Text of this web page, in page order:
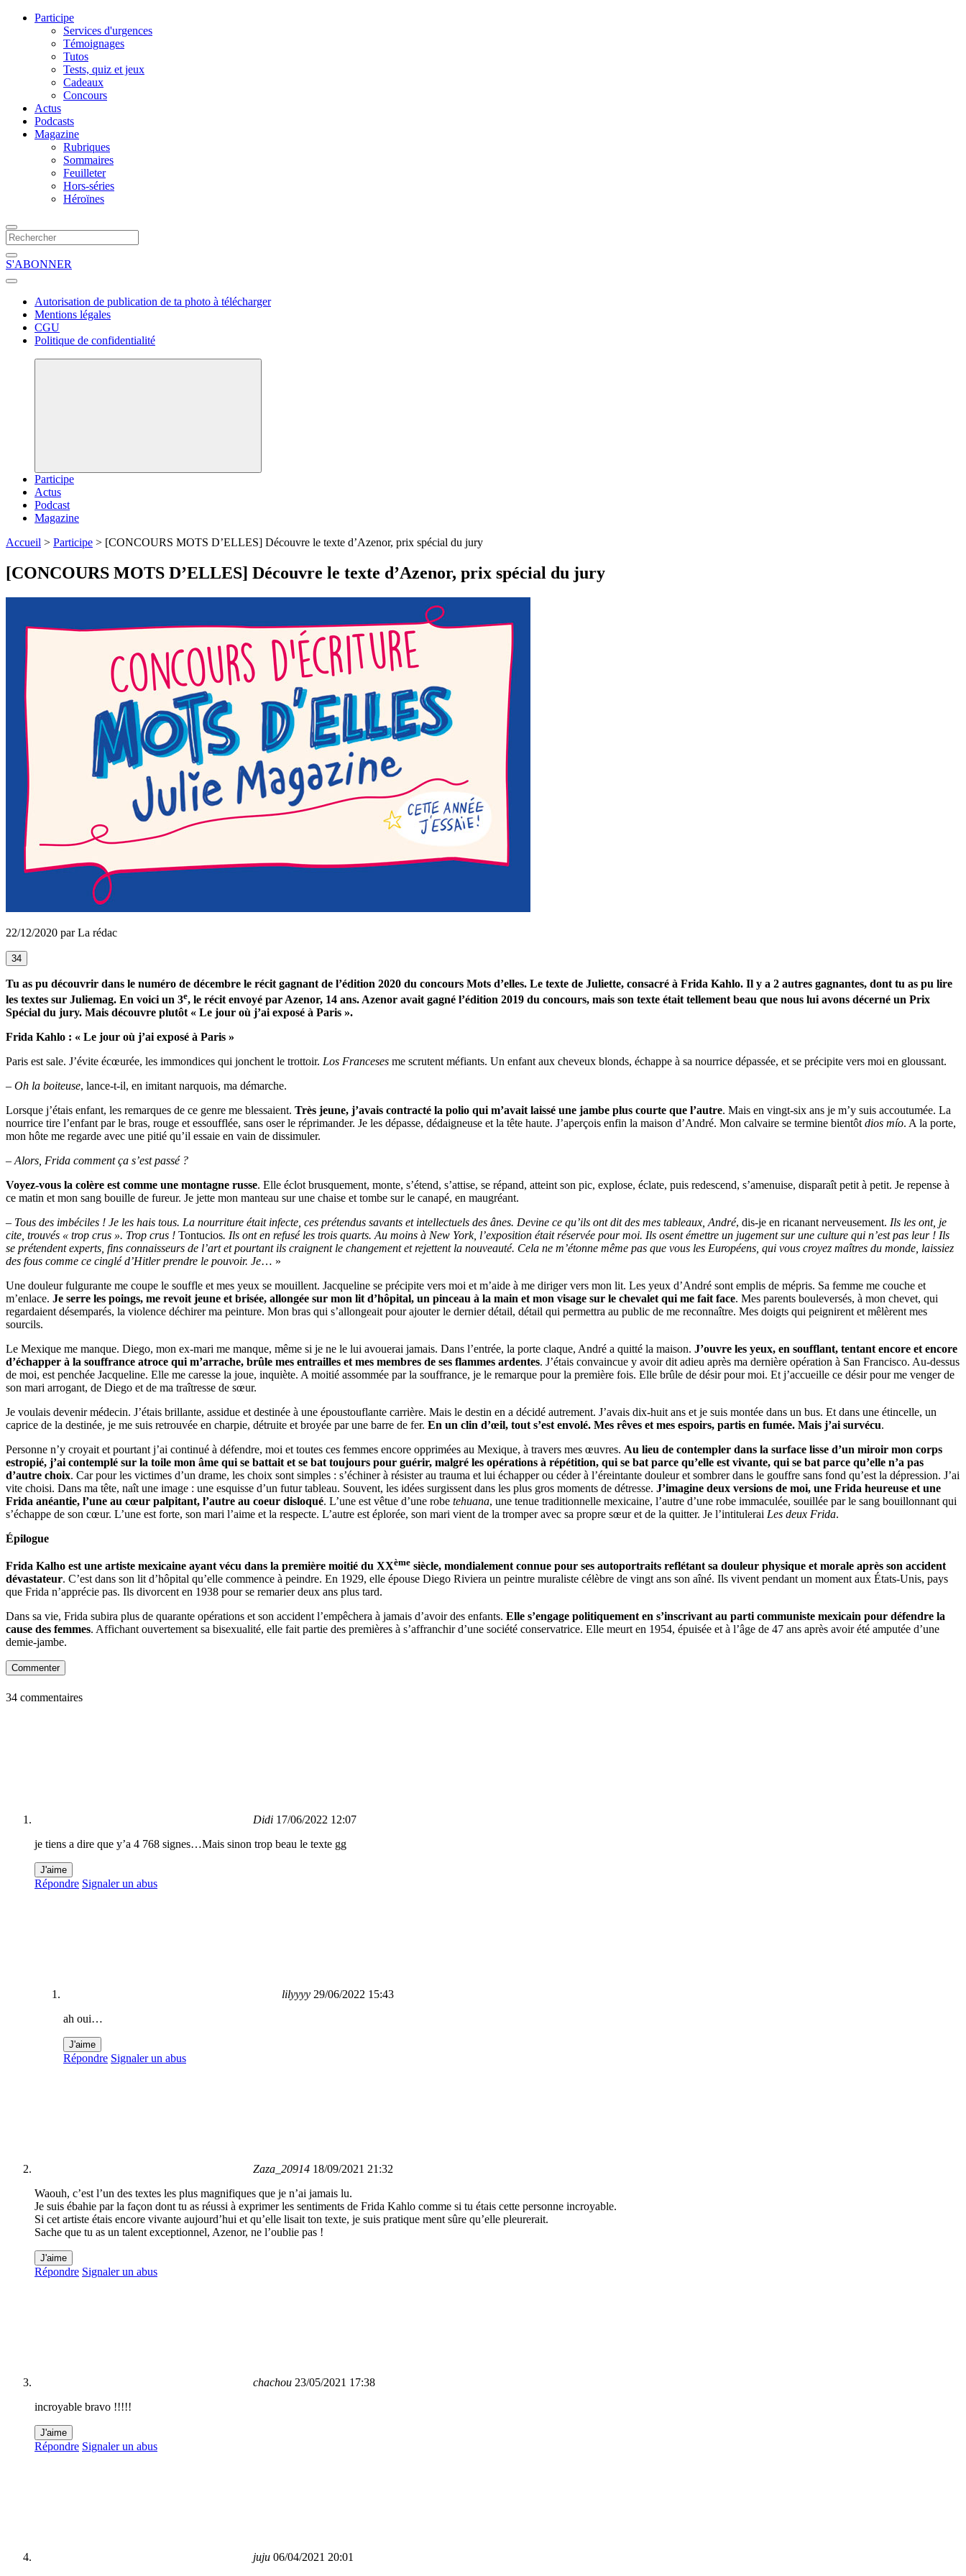
Participe
Services d'urgences
Témoignages
Tutos
Tests, quiz et jeux
Cadeaux
Concours
Actus
Podcasts
Magazine
Rubriques
Sommaires
Feuilleter
Hors-séries
Héroïnes
S'ABONNER
Autorisation de publication de ta photo à télécharger
Mentions légales
CGU
Politique de confidentialité
Participe
Actus
Podcast
Magazine
Accueil > Participe > [CONCOURS MOTS D’ELLES] Découvre le texte d’Azenor, prix spécial du jury
[CONCOURS MOTS D’ELLES] Découvre le texte d’Azenor, prix spécial du jury
22/12/2020 par La rédac
34
Tu as pu découvrir dans le numéro de décembre le récit gagnant de l’édition 2020 du concours Mots d’elles. Le texte de Juliette, consacré à Frida Kahlo. Il y a 2 autres gagnantes, dont tu as pu lire
les textes sur Juliemag. En voici un 3e, le récit envoyé par Azenor, 14 ans. Azenor avait gagné l’édition 2019 du concours, mais son texte était tellement beau que nous lui avons décerné un Prix
Spécial du jury. Mais découvre plutôt « Le jour où j’ai exposé à Paris ».
Frida Kahlo : « Le jour où j’ai exposé à Paris »
Paris est sale. J’évite écœurée, les immondices qui jonchent le trottoir. Los Franceses me scrutent méfiants. Un enfant aux cheveux blonds, échappe à sa nourrice dépassée, et se précipite vers moi en gloussant.
– Oh la boiteuse, lance-t-il, en imitant narquois, ma démarche.
Lorsque j’étais enfant, les remarques de ce genre me blessaient. Très jeune, j’avais contracté la polio qui m’avait laissé une jambe plus courte que l’autre. Mais en vingt-six ans je m’y suis accoutumée. La
nourrice tire l’enfant par le bras, rouge et essoufflée, sans oser le réprimander. Je les dépasse, dédaigneuse et la tête haute. J’aperçois enfin la maison d’André. Mon calvaire se termine bientôt dios mío. A la porte,
mon hôte me regarde avec une pitié qu’il essaie en vain de dissimuler.
– Alors, Frida comment ça s’est passé ?
Voyez-vous la colère est comme une montagne russe. Elle éclot brusquement, monte, s’étend, s’attise, se répand, atteint son pic, explose, éclate, puis redescend, s’amenuise, disparaît petit à petit. Je repense à
ce matin et mon sang bouille de fureur. Je jette mon manteau sur une chaise et tombe sur le canapé, en maugréant.
– Tous des imbéciles ! Je les hais tous. La nourriture était infecte, ces prétendus savants et intellectuels des ânes. Devine ce qu’ils ont dit des mes tableaux, André, dis-je en ricanant nerveusement. Ils les ont, je
cite, trouvés « trop crus ». Trop crus ! Tontucios. Ils ont en refusé les trois quarts. Au moins à New York, l’exposition était réservée pour moi. Ils osent émettre un jugement sur une culture qui n’est pas leur ! Ils
se prétendent experts, fins connaisseurs de l’art et pourtant ils craignent le changement et rejettent la nouveauté. Cela ne m’étonne même pas que vous les Européens, qui vous croyez maîtres du monde, laissiez
des fous comme ce cinglé d’Hitler prendre le pouvoir. Je… »
Une douleur fulgurante me coupe le souffle et mes yeux se mouillent. Jacqueline se précipite vers moi et m’aide à me diriger vers mon lit. Les yeux d’André sont emplis de mépris. Sa femme me couche et
m’enlace. Je serre les poings, me revoit jeune et brisée, allongée sur mon lit d’hôpital, un pinceau à la main et mon visage sur le chevalet qui me fait face. Mes parents bouleversés, à mon chevet, qui
regardaient désemparés, la violence déchirer ma peinture. Mon bras qui s’allongeait pour ajouter le dernier détail, détail qui permettra au public de me reconnaître. Mes doigts qui peignirent et mêlèrent mes
sourcils.
Le Mexique me manque. Diego, mon ex-mari me manque, même si je ne le lui avouerai jamais. Dans l’entrée, la porte claque, André a quitté la maison. J’ouvre les yeux, en soufflant, tentant encore et encore
d’échapper à la souffrance atroce qui m’arrache, brûle mes entrailles et mes membres de ses flammes ardentes. J’étais convaincue y avoir dit adieu après ma dernière opération à San Francisco. Au-dessus
de moi, est penchée Jacqueline. Elle me caresse la joue, inquiète. A moitié assommée par la souffrance, je le remarque pour la première fois. Elle brûle de désir pour moi. Et j’accueille ce désir pour me venger de
son mari arrogant, de Diego et de ma traîtresse de sœur.
Je voulais devenir médecin. J’étais brillante, assidue et destinée à une époustouflante carrière. Mais le destin en a décidé autrement. J’avais dix-huit ans et je suis montée dans un bus. Et dans une étincelle, un
caprice de la destinée, je me suis retrouvée en charpie, détruite et broyée par une barre de fer. En un clin d’œil, tout s’est envolé. Mes rêves et mes espoirs, partis en fumée. Mais j’ai survécu.
Personne n’y croyait et pourtant j’ai continué à défendre, moi et toutes ces femmes encore opprimées au Mexique, à travers mes œuvres. Au lieu de contempler dans la surface lisse d’un miroir mon corps
estropié, j’ai contemplé sur la toile mon âme qui se battait et se bat toujours pour guérir, malgré les opérations à répétition, qui se bat parce qu’elle est vivante, qui se bat parce qu’elle n’a pas
d’autre choix. Car pour les victimes d’un drame, les choix sont simples : s’échiner à résister au trauma et lui échapper ou céder à l’éreintante douleur et sombrer dans le gouffre sans fond qu’est la dépression. J’ai
vite choisi. Dans ma tête, naît une image : une esquisse d’un futur tableau. Souvent, les idées surgissent dans les plus gros moments de détresse. J’imagine deux versions de moi, une Frida heureuse et une
Frida anéantie, l’une au cœur palpitant, l’autre au coeur disloqué. L’une est vêtue d’une robe tehuana, une tenue traditionnelle mexicaine, l’autre d’une robe immaculée, souillée par le sang bouillonnant qui
s’échappe de son cœur. L’une est forte, son mari l’aime et la respecte. L’autre est éplorée, son mari vient de la tromper avec sa propre sœur et de la quitter. Je l’intitulerai Les deux Frida.
Épilogue
Frida Kalho est une artiste mexicaine ayant vécu dans la première moitié du XXème siècle, mondialement connue pour ses autoportraits reflétant sa douleur physique et morale après son accident
dévastateur. C’est dans son lit d’hôpital qu’elle commence à peindre. En 1929, elle épouse Diego Riviera un peintre muraliste célèbre de vingt ans son aîné. Ils vivent pendant un moment aux États-Unis, pays
que Frida n’apprécie pas. Ils divorcent en 1938 pour se remarier deux ans plus tard.
Dans sa vie, Frida subira plus de quarante opérations et son accident l’empêchera à jamais d’avoir des enfants. Elle s’engage politiquement en s’inscrivant au parti communiste mexicain pour défendre la
cause des femmes. Affichant ouvertement sa bisexualité, elle fait partie des premières à s’affranchir d’une société conservatrice. Elle meurt en 1954, épuisée et à l’âge de 47 ans après avoir été amputée d’une
demie-jambe.
Commenter
34 commentaires
Didi 17/06/2022 12:07
je tiens a dire que y’a 4 768 signes…Mais sinon trop beau le texte gg
J'aime
Répondre Signaler un abus
lilyyyy 29/06/2022 15:43
ah oui…
J'aime
Répondre Signaler un abus
Zaza_20914 18/09/2021 21:32
Waouh, c’est l’un des textes les plus magnifiques que je n’ai jamais lu.
Je suis ébahie par la façon dont tu as réussi à exprimer les sentiments de Frida Kahlo comme si tu étais cette personne incroyable.
Si cet artiste étais encore vivante aujourd’hui et qu’elle lisait ton texte, je suis pratique ment sûre qu’elle pleurerait.
Sache que tu as un talent exceptionnel, Azenor, ne l’oublie pas !
J'aime
Répondre Signaler un abus
chachou 23/05/2021 17:38
incroyable bravo !!!!!
J'aime
Répondre Signaler un abus
juju 06/04/2021 20:01